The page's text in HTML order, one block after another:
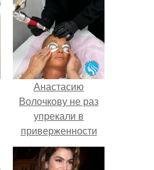
Анастасию
Волочкову не раз
упрекали в
приверженности
устаревшим бьюти -
процедурам.